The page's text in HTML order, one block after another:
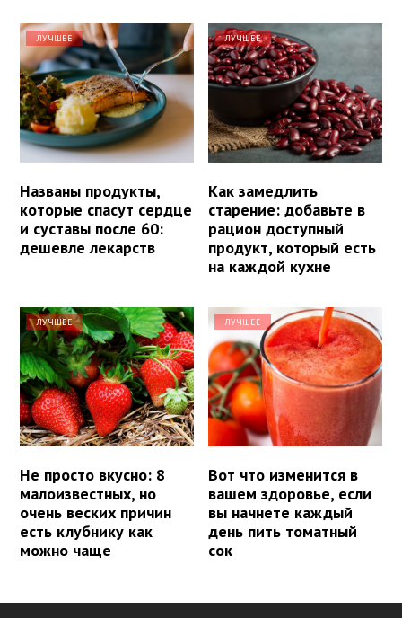
ЛУЧШЕЕ
Названы продукты,
которые спасут сердце
и суставы после 60:
дешевле лекарств
ЛУЧШЕЕ
Как замедлить
старение: добавьте в
рацион доступный
продукт, который есть
на каждой кухне
ЛУЧШЕЕ
Не просто вкусно: 8
малоизвестных, но
очень веских причин
есть клубнику как
можно чаще
ЛУЧШЕЕ
Вот что изменится в
вашем здоровье, если
вы начнете каждый
день пить томатный
сок